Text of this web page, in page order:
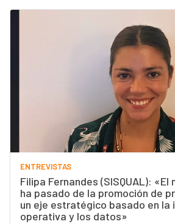
ENTREVISTAS
Filipa Fernandes (SISQUAL): «El
ha pasado de la promoción de
un eje estratégico basado en la
operativa y los datos»